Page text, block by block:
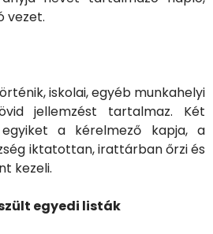
vezet.
iskolai, egyéb munkahelyi
jellemzést tartalmaz. Két
egyiket a kérelmező kapja, a
iktatottan, irattárban őrzi és
kezeli.
egyedi listák